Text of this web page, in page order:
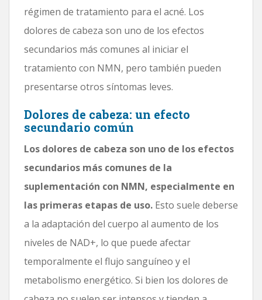
régimen de tratamiento para el acné. Los
dolores de cabeza son uno de los efectos
secundarios más comunes al iniciar el
tratamiento con NMN, pero también pueden
presentarse otros síntomas leves.
Dolores de cabeza: un efecto
secundario común
Los dolores de cabeza son uno de los efectos
secundarios más comunes de la
suplementación con NMN, especialmente en
las primeras etapas de uso. Esto suele deberse
a la adaptación del cuerpo al aumento de los
niveles de NAD+, lo que puede afectar
temporalmente el flujo sanguíneo y el
metabolismo energético. Si bien los dolores de